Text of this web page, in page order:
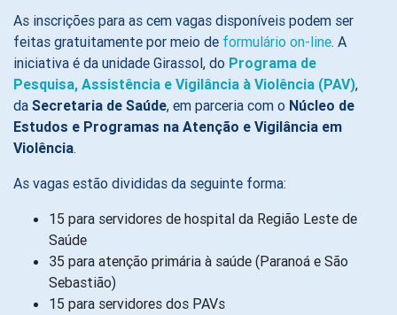
As inscrições para as cem vagas disponíveis podem ser
feitas gratuitamente por meio de formulário on-line. A
iniciativa é da unidade Girassol, do Programa de
Pesquisa, Assistência e Vigilância à Violência (PAV),
da Secretaria de Saúde, em parceria com o Núcleo de
Estudos e Programas na Atenção e Vigilância em
Violência.
As vagas estão divididas da seguinte forma:
15 para servidores de hospital da Região Leste de
Saúde
35 para atenção primária à saúde (Paranoá e São
Sebastião)
15 para servidores dos PAVs